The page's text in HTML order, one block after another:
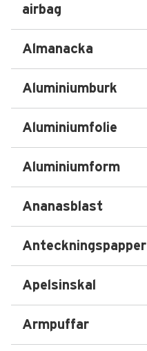
airbag
Almanacka
Aluminiumburk
Aluminiumfolie
Aluminiumform
Ananasblast
Anteckningspapper
Apelsinskal
Armpuffar